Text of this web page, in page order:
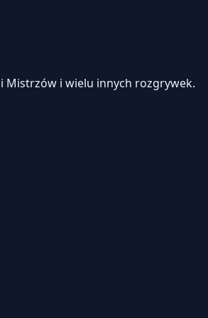
Mistrzów i wielu innych rozgrywek.